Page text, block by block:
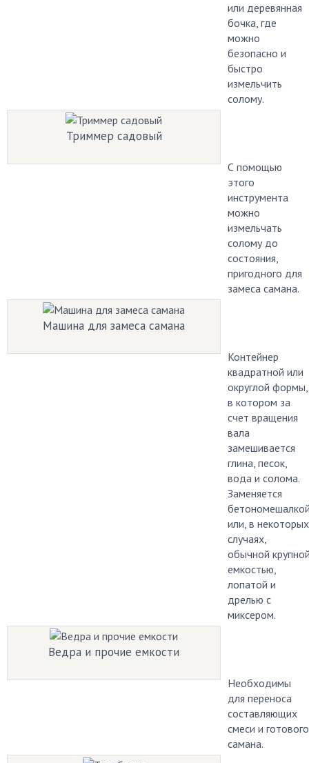
или деревянная
бочка, где
можно
безопасно и
быстро
измельчить
солому.
Триммер садовый
С помощью
этого
инструмента
можно
измельчать
солому до
состояния,
пригодного для
замеса самана.
Машина для замеса самана
Контейнер
квадратной или
округлой формы,
в котором за
счет вращения
вала
замешивается
глина, песок,
вода и солома.
Заменяется
или, в некоторых
случаях,
обычной
емкостью,
лопатой и
дрелью с
миксером.
Ведра и прочие емкости
Необходимы
для переноса
составляющих
смеси и готового
самана.